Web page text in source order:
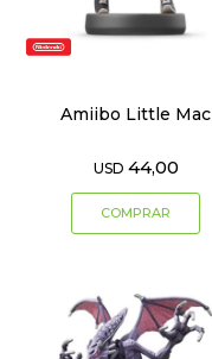
Amiibo Little Mac
USD 44,00